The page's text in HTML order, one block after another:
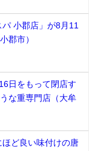
パ 小郡店」が8月11
郡市）
日をもって閉店す
な重専門店（大牟
ほど良い味付けの唐